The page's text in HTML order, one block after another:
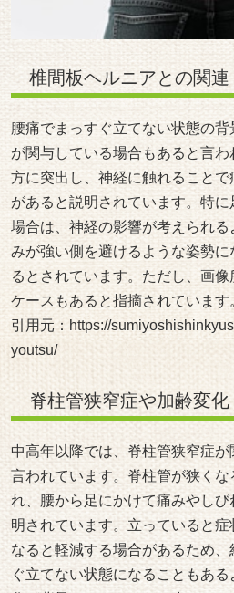
椎間板ヘルニアとの関連
腰痛でまっすぐ立てない状態の
が関与している場合もあると言
方に突出し、神経に触れること
があると説明されています。特
場合は、神経の影響が考えられ
みが強い側を避けるような姿勢
るとされています。ただし、画
ケースもあると指摘されています
引用元： https://
youtsu/
脊柱管狭窄症や加齢変化
中高年以降では、脊柱管狭窄症
言われています。脊柱管が狭くな
れ、腰から足にかけて痛みやし
明されています。立っていると
なると軽減する場合があるため
ぐ立てない状態になることもあ